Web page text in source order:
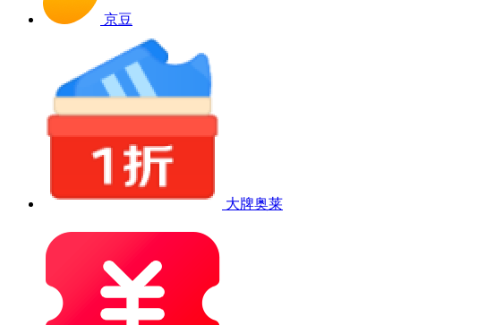
京豆
大牌奥莱